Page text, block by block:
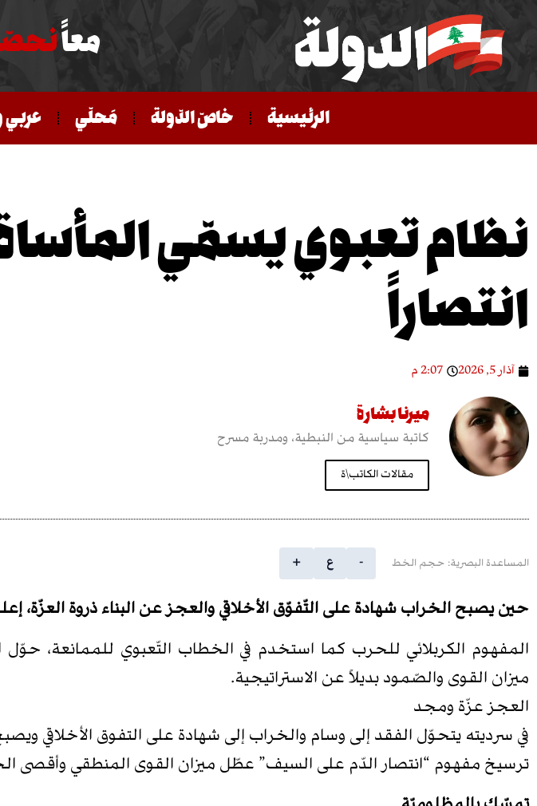
معاً
الرئيسية خاصّ الدّولة مَحلّي
نظام تعبوي يسمّي
انتصاراً
آذار 5, 2026 2:07 م
ميرنا بشارة
كاتبة سياسية من النبطية، ومدربة مسرح
مقالات الكاتب\ة
المساعدة البصرية: حجم الخط - ع +
حين يصبح الخراب شهادة على التّفوّق الأخلاقي والعجز عن البناء ذروة العزّة،
المفهوم الكربلائي للحرب كما استخدم في الخطاب التّعبوي للممانعة، حوّل
ميزان القوى والصّمود بديلاً عن الاستراتيجية.
العجز عزّة ومجد
في سرديته يتحوّل الفقد إلى وسام والخراب إلى شهادة على التفوق الأخلاقي
ترسيخ مفهوم “انتصار الدّم على السيف” عطّل ميزان القوى المنطقي وأقصى